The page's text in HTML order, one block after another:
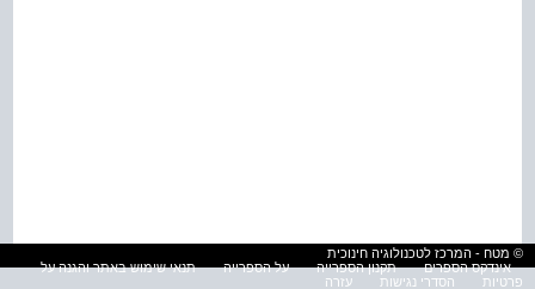
© מטח - המרכז לטכנולוגיה חינוכית
אינדקס הספרים
תקנון הספרייה על הספרייה
תנאי שימוש באתר והגנה על
פרטיות
הסדרי נגישות עזרה